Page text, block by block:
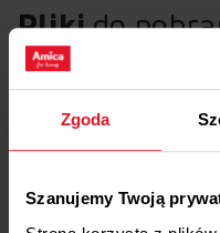
Zgoda
Szanujemy Twoją
Plikido
Etykieta